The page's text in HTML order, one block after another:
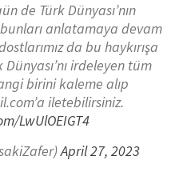
de Türk Dünyası’nın
anlatamaya devam
da bu haykırışa
irdeleyen tüm
birini kaleme alıp
iletebilirsiniz.
LwUlOEIGT4
April 27, 2023